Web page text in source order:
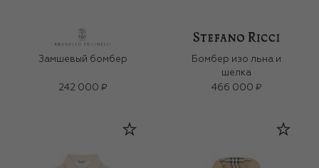
Замшевый бомбер
242 000 ₽
Бомбер изо льна и
шелка
466 000 ₽